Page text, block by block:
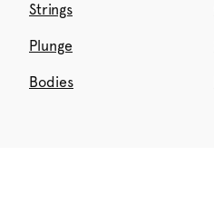
Strings
Plunge
Bodies